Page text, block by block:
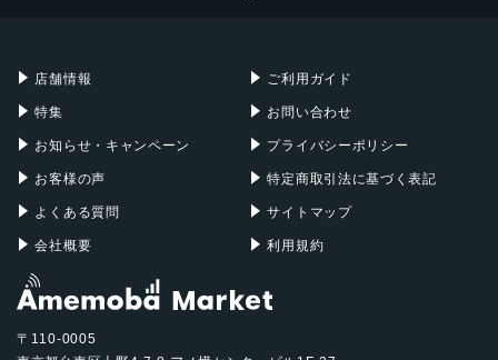
店舗情報
特集
お知らせ・キャンペーン
お客様の声
よくある質問
会社概要
ご利用ガイド
お問い合わせ
プライバシーポリシー
特定商取引法に基づく表記
サイトマップ
利用規約
〒110-0005